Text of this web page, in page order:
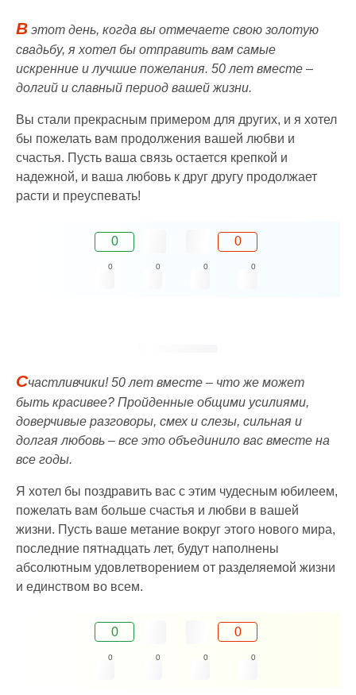
В этот день, когда вы отмечаете свою золотую
свадьбу, я хотел бы отправить вам самые
искренние и лучшие пожелания. 50 лет вместе –
долгий и славный период вашей жизни.
Вы стали прекрасным примером для других, и я хотел
бы пожелать вам продолжения вашей любви и
счастья. Пусть ваша связь остается крепкой и
надежной, и ваша любовь к друг другу продолжает
расти и преуспевать!
0 0
0 0 0 0
Счастливчики! 50 лет вместе – что же может
быть красивее? Пройденные общими усилиями,
доверчивые разговоры, смех и слезы, сильная и
долгая любовь – все это объединило вас вместе на
все годы.
Я хотел бы поздравить вас с этим чудесным юбилеем,
пожелать вам больше счастья и любви в вашей
жизни. Пусть ваше метание вокруг этого нового мира,
последние пятнадцать лет, будут наполнены
абсолютным удовлетворением от разделяемой жизни
и единством во всем.
0 0
0 0 0 0